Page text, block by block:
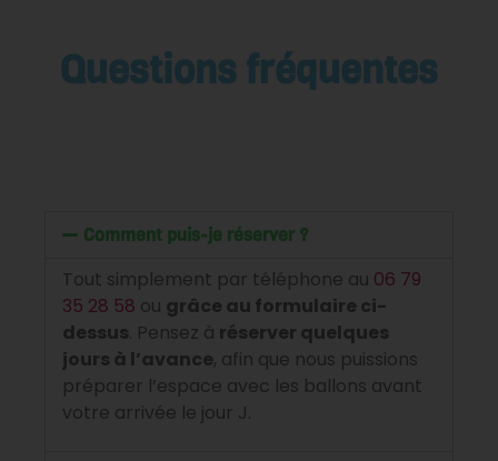
Questions fréquentes
Comment puis-je réserver ?
Tout simplement par téléphone au 06 79
35 28 58 ou grâce au formulaire ci-
dessus. Pensez à réserver quelques
jours à l’avance, afin que nous puissions
préparer l’espace avec les ballons avant
votre arrivée le jour J.